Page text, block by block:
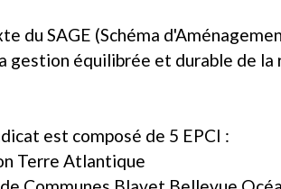
du SAGE (Schéma
gestion équilibrée et durable de
est composé de 5 EPCI :
Terre Atlantique